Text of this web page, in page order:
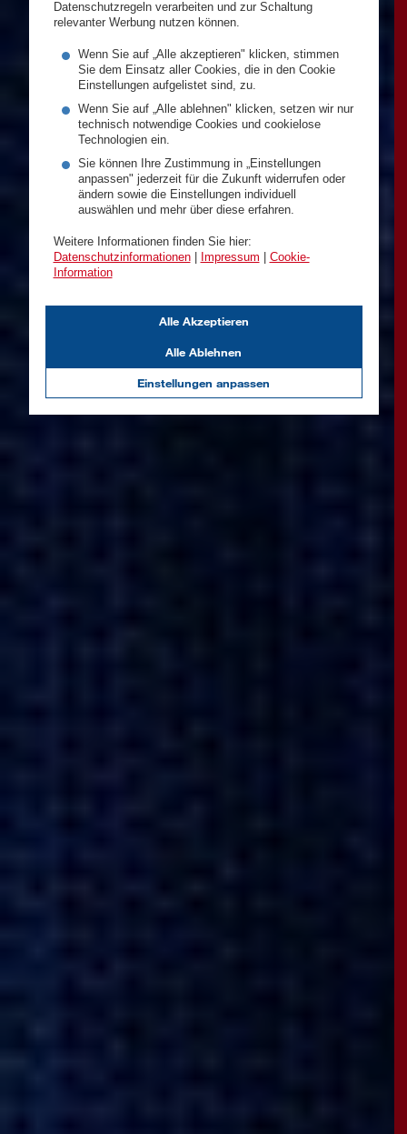
Datenschutzregeln verarbeiten und zur Schaltung
relevanter Werbung nutzen können.
Wenn Sie auf „Alle akzeptieren" klicken, stimmen
Sie dem Einsatz aller Cookies, die in den Cookie
Einstellungen aufgelistet sind, zu.
Wenn Sie auf „Alle ablehnen" klicken, setzen wir nur
technisch notwendige Cookies und cookielose
Technologien ein.
Sie können Ihre Zustimmung in „Einstellungen
anpassen" jederzeit für die Zukunft widerrufen oder
ändern sowie die Einstellungen individuell
auswählen und mehr über diese erfahren.
Weitere Informationen finden Sie hier:
Datenschutzinformationen| Impressum
Cookie-
Information
Einstellungen anpassen
Alle Ablehnen
Alle Akzeptieren